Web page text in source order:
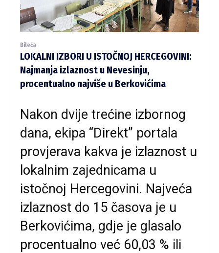
Bileća
LOKALNI IZBORI U ISTOČNOJ HERCEGOVINI:
Najmanja izlaznost u Nevesinju,
procentualno najviše u Berkovićima
Nakon dvije trećine izbornog
dana, ekipa “Direkt” portala
provjerava kakva je izlaznost u
lokalnim zajednicama u
istočnoj Hercegovini. Najveća
izlaznost do 15 časova je u
Berkovićima, gdje je glasalo
procentualno već 60,03 % ili